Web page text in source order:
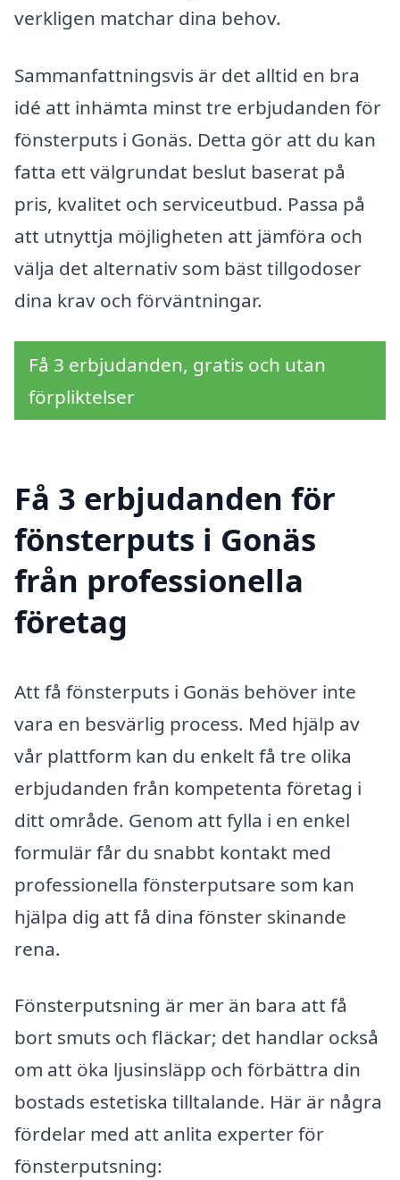
verkligen matchar dina behov.
Sammanfattningsvis är det alltid en bra
idé att inhämta minst tre erbjudanden för
fönsterputs i Gonäs. Detta gör att du kan
fatta ett välgrundat beslut baserat på
pris, kvalitet och serviceutbud. Passa på
att utnyttja möjligheten att jämföra och
välja det alternativ som bäst tillgodoser
dina krav och förväntningar.
Få 3 erbjudanden, gratis och utan
förpliktelser
Få 3 erbjudanden för
fönsterputs i Gonäs
från professionella
företag
Att få fönsterputs i Gonäs behöver inte
vara en besvärlig process. Med hjälp av
vår plattform kan du enkelt få tre olika
erbjudanden från kompetenta företag i
ditt område. Genom att fylla i en enkel
formulär får du snabbt kontakt med
professionella fönsterputsare som kan
hjälpa dig att få dina fönster skinande
rena.
Fönsterputsning är mer än bara att få
bort smuts och fläckar; det handlar också
om att öka ljusinsläpp och förbättra din
bostads estetiska tilltalande. Här är några
fördelar med att anlita experter för
fönsterputsning: